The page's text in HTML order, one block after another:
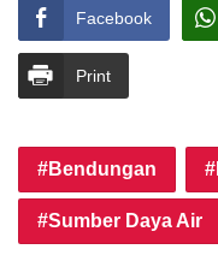
Facebook
Print
Bendungan
Sumber Daya Air